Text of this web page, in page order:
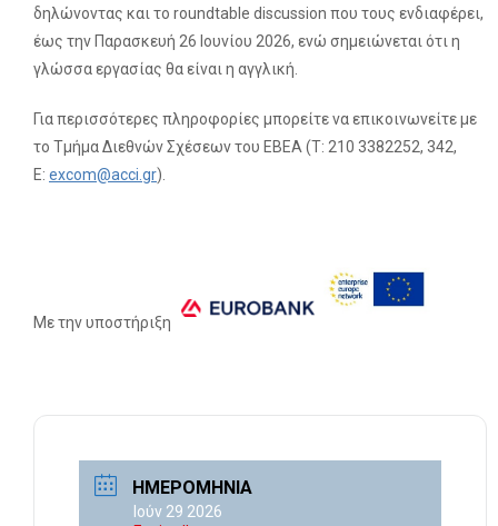
δηλώνοντας και το roundtable discussion που τους ενδιαφέρει,
έως την Παρασκευή 26 Ιουνίου 2026, ενώ σημειώνεται ότι η
γλώσσα εργασίας θα είναι η αγγλική.
Για περισσότερες πληροφορίες μπορείτε να επικοινωνείτε με
το Τμήμα Διεθνών Σχέσεων του ΕΒΕΑ (Τ: 210 3382252, 342,
E: excom@acci.gr).
Με την υποστήριξη
ΗΜΕΡΟΜΗΝΊΑ
Ιούν 29 2026